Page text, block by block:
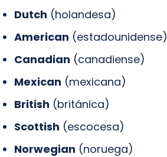
Dutch (holandesa)
American (estadounidense)
Canadian (canadiense)
Mexican (mexicana)
British (británica)
Scottish (escocesa)
Norwegian (noruega)